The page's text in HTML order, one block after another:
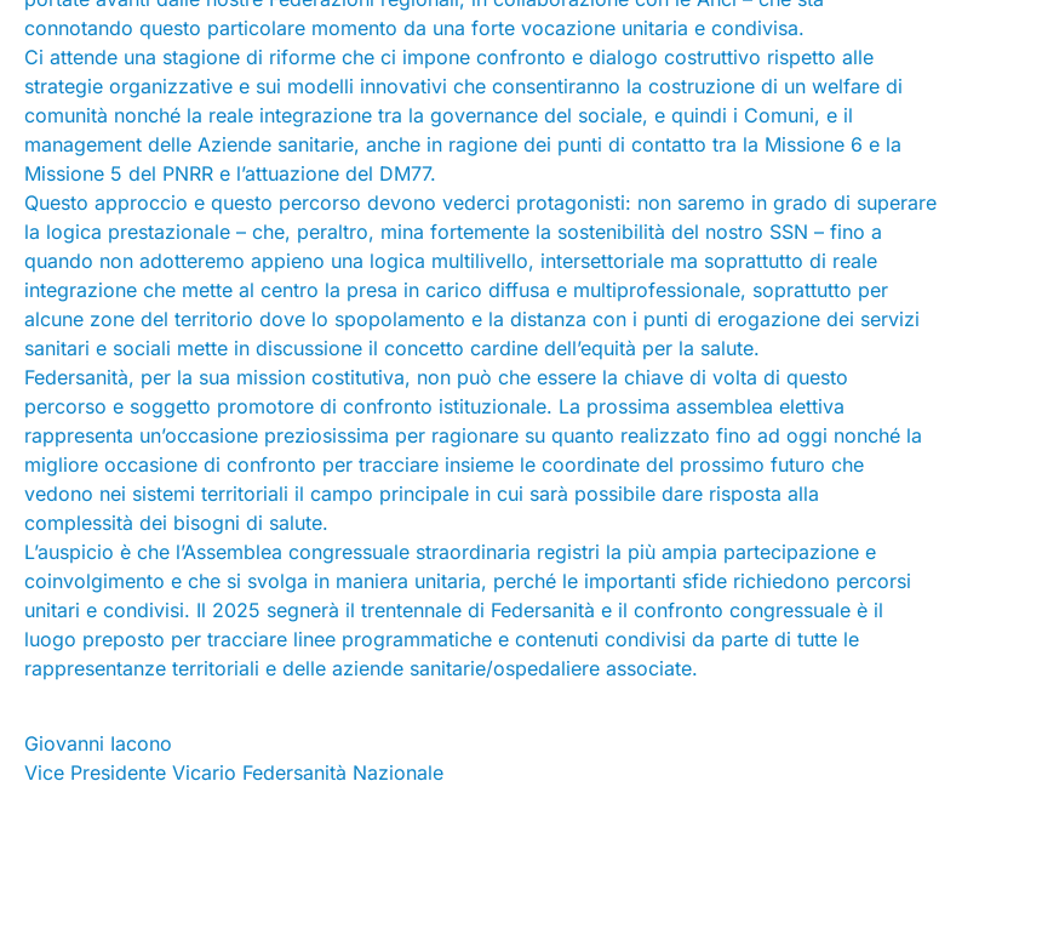
connotando questo particolare momento da una forte vocazione unitaria e condivisa.
Ci attende una stagione di riforme che ci impone confronto e dialogo costruttivo rispetto alle
strategie organizzative e sui modelli innovativi che consentiranno la costruzione di un welfare di
comunità nonché la reale integrazione tra la governance del sociale, e quindi i Comuni, e il
management delle Aziende sanitarie, anche in ragione dei punti di contatto tra la Missione 6 e la
Missione 5 del PNRR e l’attuazione del DM77.
Questo approccio e questo percorso devono vederci protagonisti: non saremo in grado di superare
la logica prestazionale – che, peraltro, mina fortemente la sostenibilità del nostro SSN – fino a
quando non adotteremo appieno una logica multilivello, intersettoriale ma soprattutto di reale
integrazione che mette al centro la presa in carico diffusa e multiprofessionale, soprattutto per
alcune zone del territorio dove lo spopolamento e la distanza con i punti di erogazione dei servizi
sanitari e sociali mette in discussione il concetto cardine dell’equità per la salute.
Federsanità, per la sua mission costitutiva, non può che essere la chiave di volta di questo
percorso e soggetto promotore di confronto istituzionale. La prossima assemblea elettiva
rappresenta un’occasione preziosissima per ragionare su quanto realizzato fino ad oggi nonché la
migliore occasione di confronto per tracciare insieme le coordinate del prossimo futuro che
vedono nei sistemi territoriali il campo principale in cui sarà possibile dare risposta alla
complessità dei bisogni di salute.
L’auspicio è che l’Assemblea congressuale straordinaria registri la più ampia partecipazione e
coinvolgimento e che si svolga in maniera unitaria, perché le importanti sfide richiedono percorsi
unitari e condivisi. Il 2025 segnerà il trentennale di Federsanità e il confronto congressuale è il
luogo preposto per tracciare linee programmatiche e contenuti condivisi da parte di tutte le
rappresentanze territoriali e delle aziende sanitarie/ospedaliere associate.
Giovanni Iacono
Vice Presidente Vicario Federsanità Nazionale